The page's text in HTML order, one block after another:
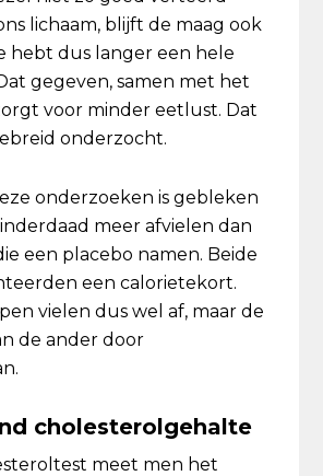
lichaam, blijft de maag ook
hebt dus langer een hele
gegeven, samen met het
voor minder eetlust. Dat
onderzocht.
onderzoeken is gebleken
meer afvielen dan
een placebo namen. Beide
een calorietekort.
vielen dus wel af, maar de
de ander door
cholesterolgehalte
meet men het